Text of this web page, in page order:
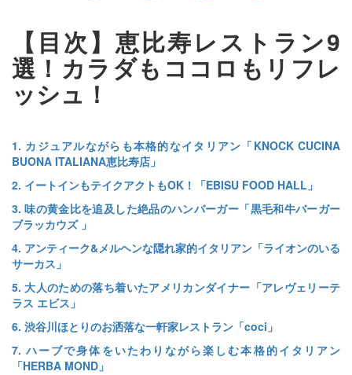
【目次】恵比寿レストラン9
選！カラダもココロもリフレ
ッシュ！
1. カジュアルながらも本格的なイタリアン「KNOCK CUCINA
BUONA ITALIANA恵比寿店」
2. イートインもテイクアクトもOK！「EBISU FOOD HALL」
3. 味の黄金比を追及した絶品のハンバーガー「黒毛和牛バーガー
ブラッカウズ 」
4. アンティーク&メルヘンな隠れ家的イタリアン「ライオンのいる
サーカス」
5. 大人のための落ち着いたアメリカンダイナー「アレヴェリーテ
ラス エビス」
6. 渋谷川ほとりのお洒落な一軒家レストラン「coci」
7. ハーブで身体をいたわりながら楽しむ本格的イタリアン
「HERBA MOND」